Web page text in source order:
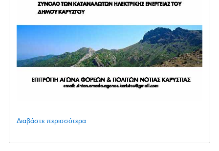
Διαβάστε περισσότεραγια
Κυριακή